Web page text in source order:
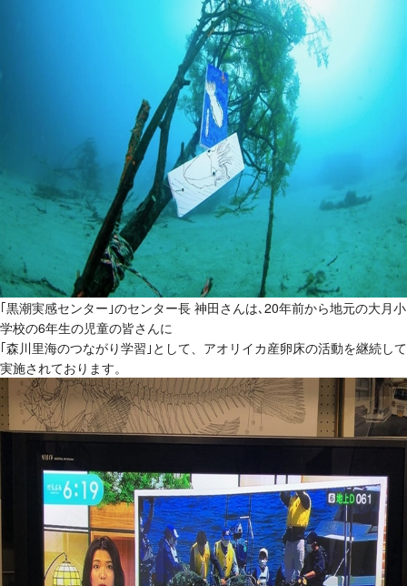
｢黒潮実感センター｣のセンター長 神田さんは､20年前から地元の大月小
学校の6年生の児童の皆さんに
｢森川里海のつながり学習｣として、アオリイカ産卵床の活動を継続して
実施されております。